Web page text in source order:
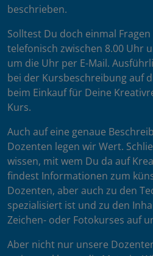
beschrieben.
Solltest Du doch einmal
telefonisch zwischen 8.00 Uhr
um die Uhr per E-Mail.
bei der Kursbeschreibung auf
beim Einkauf für Deine
Kurs.
Auch auf eine genaue
Dozenten legen wir Wert.
wissen, mit wem Du da auf
findest Informationen zum
Dozenten, aber auch zu den
spezialisiert ist und zu den
Zeichen- oder Fotokurses auf
Aber nicht nur unsere